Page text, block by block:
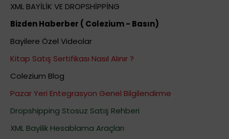
XML BAYİLİK VE DROPSHİPPİNG
Bizden Haberber ( Colezium - Basın)
Bayilere Özel Videolar
Kitap Satış Sertifikası Nasıl Alınır ?
Colezium Blog
Pazar Yeri Entegrasyon Genel Bilgilendirme
Dropshipping Stosuz Satış Rehberi
XML Bayilik Hesablama Araçları